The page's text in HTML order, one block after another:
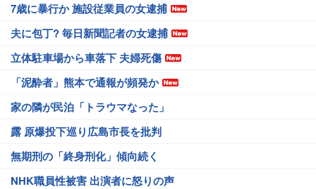
7歳に暴行か 施設従業員の女逮捕
夫に包丁? 毎日新聞記者の女逮捕
立体駐車場から車落下 夫婦死傷
「泥酔者」熊本で通報が頻発か
家の隣が民泊「トラウマなった」
露 原爆投下巡り広島市長を批判
無期刑の「終身刑化」傾向続く
NHK職員性被害 出演者に怒りの声